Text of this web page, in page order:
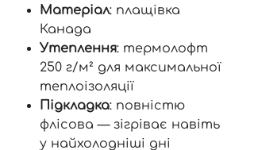
Матеріал: плащівка
Канада
Утеплення: термолофт
250 г/м² для максимальної
теплоізоляції
Підкладка: повністю
флісова — зігріває навіть
у найхолодніші дні